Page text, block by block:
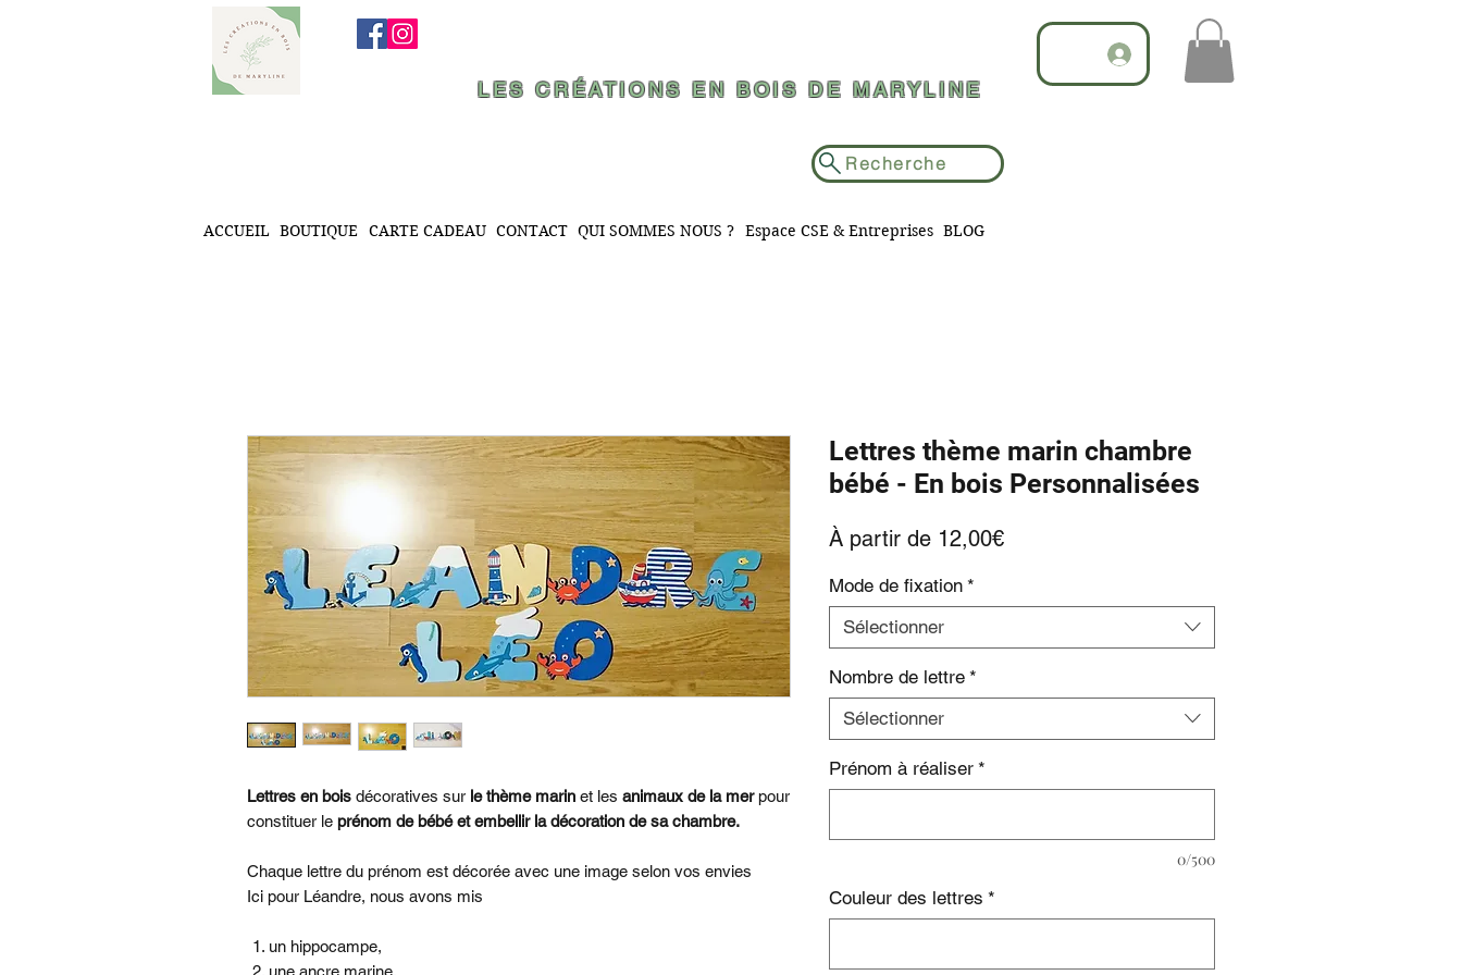
LES CRÉATIONS EN BOIS DE MARYLINE
Recherche
ACCUEIL BOUTIQUE CARTE CADEAU CONTACT QUI SOMMES NOUS ? Espace CSE & Entreprises BLOG
Lettres en bois décoratives sur le thème marin et les animaux de la merpour
constituer le prénom de bébé et embellir la décoration de sa chambre.
Chaque lettre du prénom est décorée avec une image selon vos envies
Ici pour Léandre, nous avons mis
un hippocampe,
une ancre marine,
Lettres thème marin chambre
bébé - En bois Personnalisées
À partir de 12,00€Prix
Mode de fixation *
Sélectionner
Nombre de lettre *
Sélectionner
Prénom à réaliser *
0/500
Couleur des lettres *